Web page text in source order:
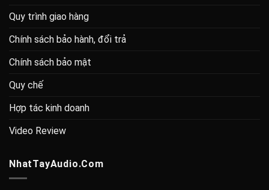
Quy trình giao hàng
Chính sách bảo hành, đổi trả
Chính sách bảo mật
Quy chế
Hợp tác kinh doanh
Video Review
NhatTayAudio.Com